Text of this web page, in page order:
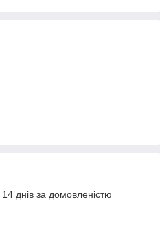
днів за домовленістю